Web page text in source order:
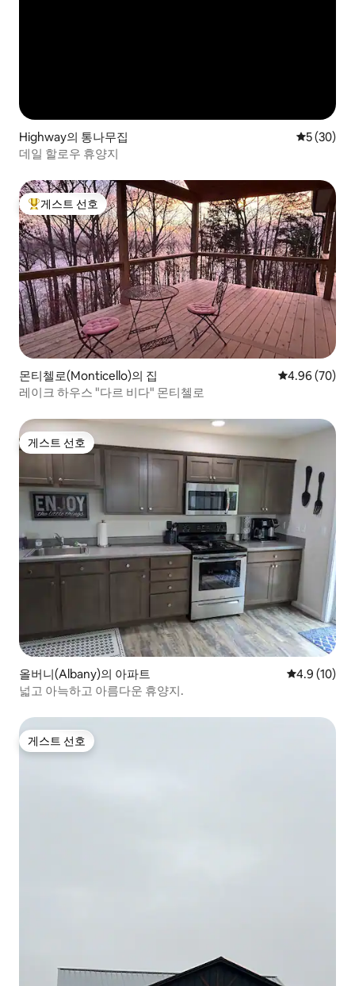
Highway의 통나무집 평점 5점(5
5 (30)
데일 할로우 휴양지
상위 게스트 선호
게스트 선호
몬티첼로(Monticello)의 집 평점 4.96점(5
4.96 (70)
레이크 하우스 "다르 비다" 몬티첼로
게스트 선호
게스트 선호
올버니(Albany)의 아파트 평점 4.9점(5
4.9 (10)
넓고 아늑하고 아름다운 휴양지.
게스트 선호
게스트 선호